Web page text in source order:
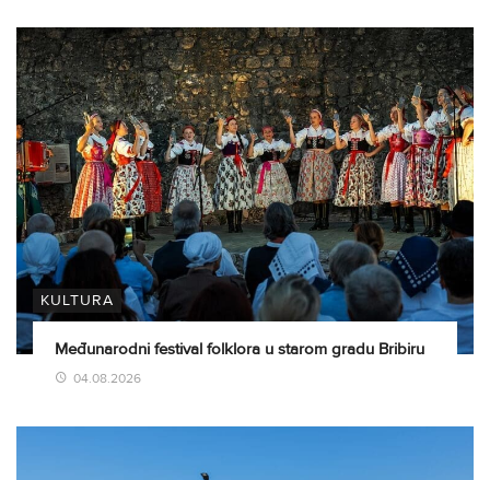
KULTURA
Međunarodni festival folklora u starom gradu Bribiru
04.08.2026